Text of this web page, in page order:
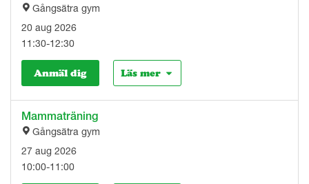
Gångsätra gym
20 aug 2026
11:30-12:30
Anmäl dig Läs mer
Mammaträning
Gångsätra gym
27 aug 2026
10:00-11:00